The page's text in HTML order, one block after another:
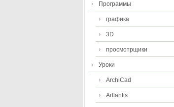
Программы
графика
3D
просмотрщики
Уроки
ArchiCad
Artlantis